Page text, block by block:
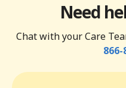
Need
Chat with your Care
866-